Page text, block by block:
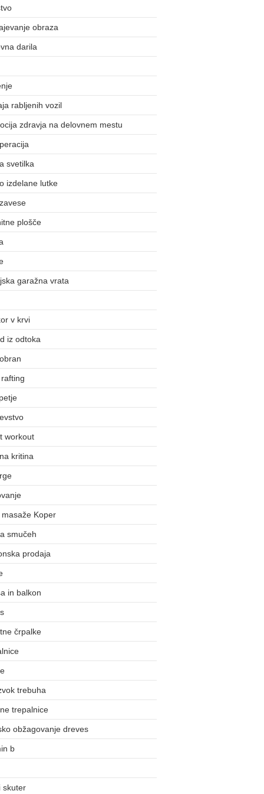
obraza
darila
rabljenih vozil
zdravja na delovnem mestu
svetilka
izdelane lutke
plošče
garažna vrata
v krvi
iz odtoka
workout
kritina
masaže Koper
smučeh
prodaja
in balkon
črpalke
trebuha
trepalnice
obžagovanje dreves
b
skuter